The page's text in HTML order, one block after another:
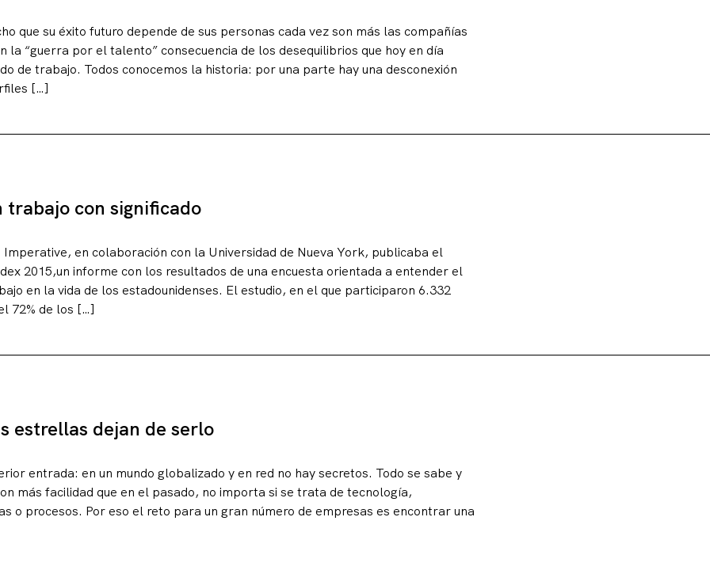
que su éxito futuro depende de sus personas cada vez son más las compañías
la “guerra por el talento” consecuencia de los desequilibrios que hoy en día
de trabajo. Todos conocemos la historia: por una parte hay una desconexión
[…]
trabajo con significado
Imperative, en colaboración con la Universidad de Nueva York, publicaba el
2015,un informe con los resultados de una encuesta orientada a entender el
en la vida de los estadounidenses. El estudio, en el que participaron 6.332
72% de los […]
estrellas dejan de serlo
entrada: en un mundo globalizado y en red no hay secretos. Todo se sabe y
más facilidad que en el pasado, no importa si se trata de tecnología,
o procesos. Por eso el reto para un gran número de empresas es encontrar una